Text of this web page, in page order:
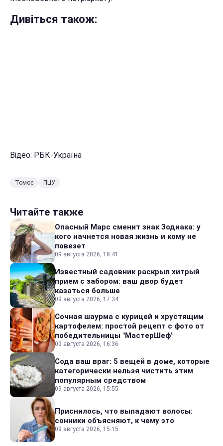
Дивіться також:
Відео: РБК-Україна
Томос ПЦУ
Читайте также
Опасный Марс сменит знак Зодиака: у
кого начнется новая жизнь и кому не
повезет
09 августа 2026, 18:41
Известный садовник раскрыл хитрый
прием с забором: ваш двор будет
казаться больше
09 августа 2026, 17:34
Сочная шаурма с курицей и хрустящим
картофелем: простой рецепт с фото от
победительницы "МастерШеф"
09 августа 2026, 16:36
Сода ваш враг: 5 вещей в доме, которые
категорически нельзя чистить этим
популярным средством
09 августа 2026, 15:55
Приснилось, что выпадают волосы:
сонники объясняют, к чему это
09 августа 2026, 15:15